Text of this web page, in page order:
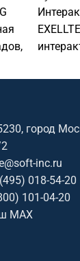
50
Linux.
город
inc.ru
018-54-20
101-04-20
MAX